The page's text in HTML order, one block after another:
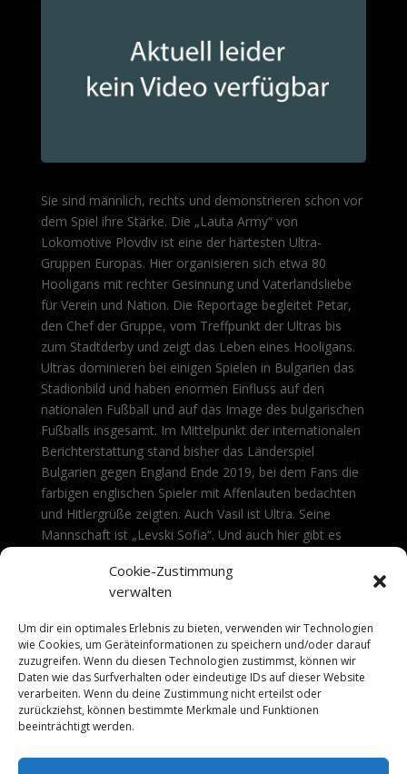
Cookie-Zustimmung
verwalten
Um dir ein optimales Erlebnis zu bieten, verwenden wir Technologien
wie Cookies, um Geräteinformationen zu speichern und/oder darauf
zuzugreifen. Wenn du diesen Technologien zustimmst, können wir
Daten wie das Surfverhalten oder eindeutige IDs auf dieser Website
verarbeiten. Wenn du deine Zustimmung nicht erteilst oder
zurückziehst, können bestimmte Merkmale und Funktionen
beeinträchtigt werden.
Sie sind männlich, rechts und demonstrieren schon vor
dem Spiel ihre Stärke. Die „Lauta Army“ von
Lokomotive Plovdiv ist eine der härtesten Ultra-
Gruppen Europas. Hier organisieren sich etwa 80
Hooligans mit rechter Gesinnung und Vaterlandsliebe
für Verein und Nation. Die Reportage begleitet Petar,
den Chef der Gruppe, vom Treffpunkt der Ultras bis
zum Stadtderby und zeigt das Leben eines Hooligans.
Ultras dominieren bei einigen Spielen in Bulgarien das
Stadionbild und haben enormen Einfluss auf den
nationalen Fußball und auf das Image des bulgarischen
Fußballs insgesamt. Im Mittelpunkt der internationalen
Berichterstattung stand bisher das Länderspiel
Bulgarien gegen England Ende 2019, bei dem Fans die
farbigen englischen Spieler mit Affenlauten bedachten
und Hitlergrüße zeigten. Auch Vasil ist Ultra. Seine
Mannschaft ist „Levski Sofia“. Und auch hier gibt es
ohne rechte Symbolik und Gewaltbereitschaft zu
unterstützen.Weitere Infos.
Schnitt: Jakob Kastner
Genre: Reportage
Sender: arte (RE)
Länge: 30 min
Produktion:Spiegel TV